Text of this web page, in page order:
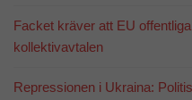
Facket kräver att EU
kollektivavtalen
Repressionen i Ukraina: